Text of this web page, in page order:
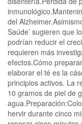
del
Saúde’ sugieren que
podrían reducir el
requieren más
efectos.Cómo
elaborar el té es la
principios activos. La
10 gramos de piel de
hervir durante cinco